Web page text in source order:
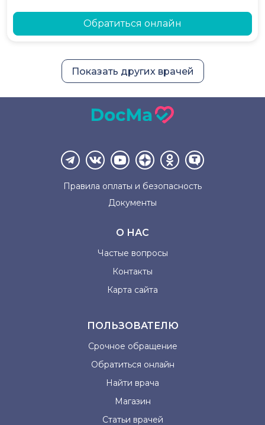
Обратиться онлайн
Показать других врачей
Правила оплаты и безопасность
Документы
О НАС
Частые вопросы
Контакты
Карта сайта
ПОЛЬЗОВАТЕЛЮ
Срочное обращение
Обратиться онлайн
Найти врача
Магазин
Статьи врачей